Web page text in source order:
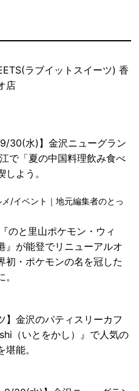
ラブイットスイーツ) 香
店
30(水)】金沢ニューグラン
で「夏の中国料理飲み食べ
しよう。
/イベント｜地元編集者のとっ
のと里山ポケモン・ウィ
』が能登でリニューアルオ
初・ポケモンの名を冠した
】金沢のパティスリーカフ
（いとをかし）』で人気の
能。